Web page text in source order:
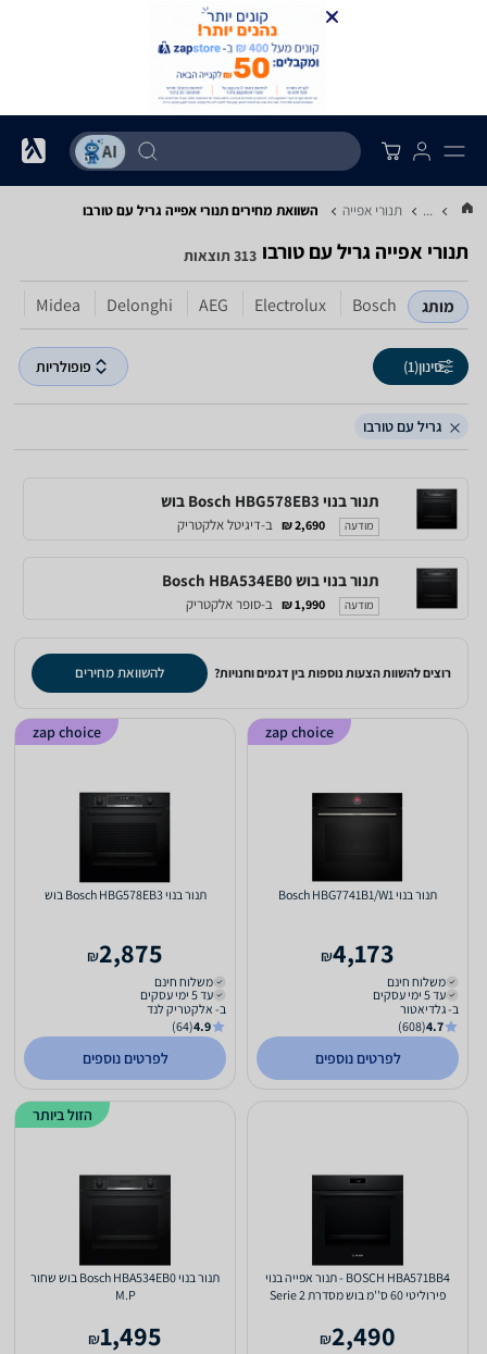
... תנורי אפייה השוואת מחירים תנורי אפייה ‏גריל עם טורבו
תנורי אפייה ‏גריל עם טורבו 313 תוצאות
מותג Bosch
Electrolux
AEG
Delonghi
Midea
סינון(1) פופולריות
גריל עם טורבו
‏תנור בנוי Bosch HBG578EB3 בוש
מודעה 2,690 ₪ ב-דיגיטל אלקטריק
‏תנור בנוי בוש Bosch HBA534EB0
מודעה 1,990 ₪ ב-סופר אלקטריק
רוצים להשוות הצעות נוספות בין דגמים וחנויות? להשוואת מחירים
‏תנור בנוי Bosch HBG7741B1/W1
4,173
₪
משלוח חינם
עד 5 ימי עסקים
ב- גלדיאטור
4.7
(608)
לפרטים נוספים
zap choice
‏תנור בנוי Bosch HBG578EB3 בוש
2,875
₪
משלוח חינם
עד 5 ימי עסקים
ב- אלקטריק לנד
4.9
(64)
לפרטים נוספים
zap choice
BOSCH HBA571BB4 - תנור אפייה בנוי
פירוליטי 60 ס''מ בוש מסדרת Serie 2
2,490
₪
תנור בנוי Bosch HBA534EB0 בוש שחור
M.P
1,495
₪
הזול ביותר